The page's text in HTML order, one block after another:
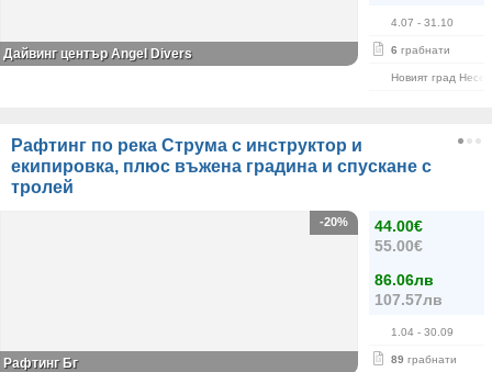
4.07 - 31.10
6 грабнати
Новият град
Дайвинг център Angel Divers
Рафтинг по река Струма с инструктор и
екипировка, плюс въжена градина и спускане с
тролей
44.00€
55.00€
86.06лв
107.57лв
1.04 - 30.09
89 грабнати
-20%
Рафтинг Бг